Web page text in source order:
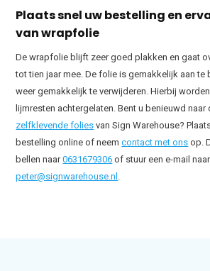
Plaats snel uw bestelling en
van wrapfolie
De wrapfolie blijft zeer goed plakken en gaat
tot tien jaar mee. De folie is gemakkelijk aan te
weer gemakkelijk te verwijderen. Hierbij
lijmresten achtergelaten. Bent u benieuwd
zelfklevende folies van Sign Warehouse?
bestelling online of neemcontact met ons op.
bellen naar0631679306 of stuur een e-mail naar
peter@signwarehouse.nl .